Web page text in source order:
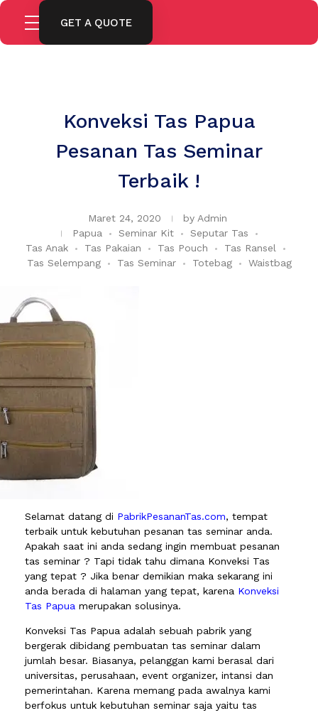
GET A QUOTE
Konveksi Tas Papua
Pesanan Tas Seminar
Terbaik !
Maret 24, 2020 by Admin
Papua
Seminar Kit
Seputar Tas
Tas Anak
Tas Pakaian Tas Pouch
Tas Ransel
Tas Selempang
Tas Seminar Totebag Waistbag
Selamat datang di PabrikPesananTas.com, tempat
terbaik untuk kebutuhan pesanan tas seminar anda.
Apakah saat ini anda sedang ingin membuat pesanan
tas seminar ? Tapi tidak tahu dimana Konveksi Tas
yang tepat ? Jika benar demikian maka sekarang ini
anda berada di halaman yang tepat, karena Konveksi
Tas Papua merupakan solusinya.
Konveksi Tas Papua adalah sebuah pabrik yang
bergerak dibidang pembuatan tas seminar dalam
jumlah besar. Biasanya, pelanggan kami berasal dari
universitas, perusahaan, event organizer, intansi dan
pemerintahan. Karena memang pada awalnya kami
berfokus untuk kebutuhan seminar saja yaitu tas